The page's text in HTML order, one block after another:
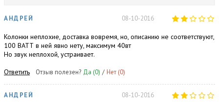
АНДРЕЙ 08-10-2016
Колонки неплохие, доставка вовремя, но, описанию не соответствуют,
100 ВАТТ в ней явно нету, максимум 40вт
Но звук неплохой, устраивает.
Ответить
Отзыв полезен? Да (0) / Нет (0)
АНДРЕЙ 08-10-2016